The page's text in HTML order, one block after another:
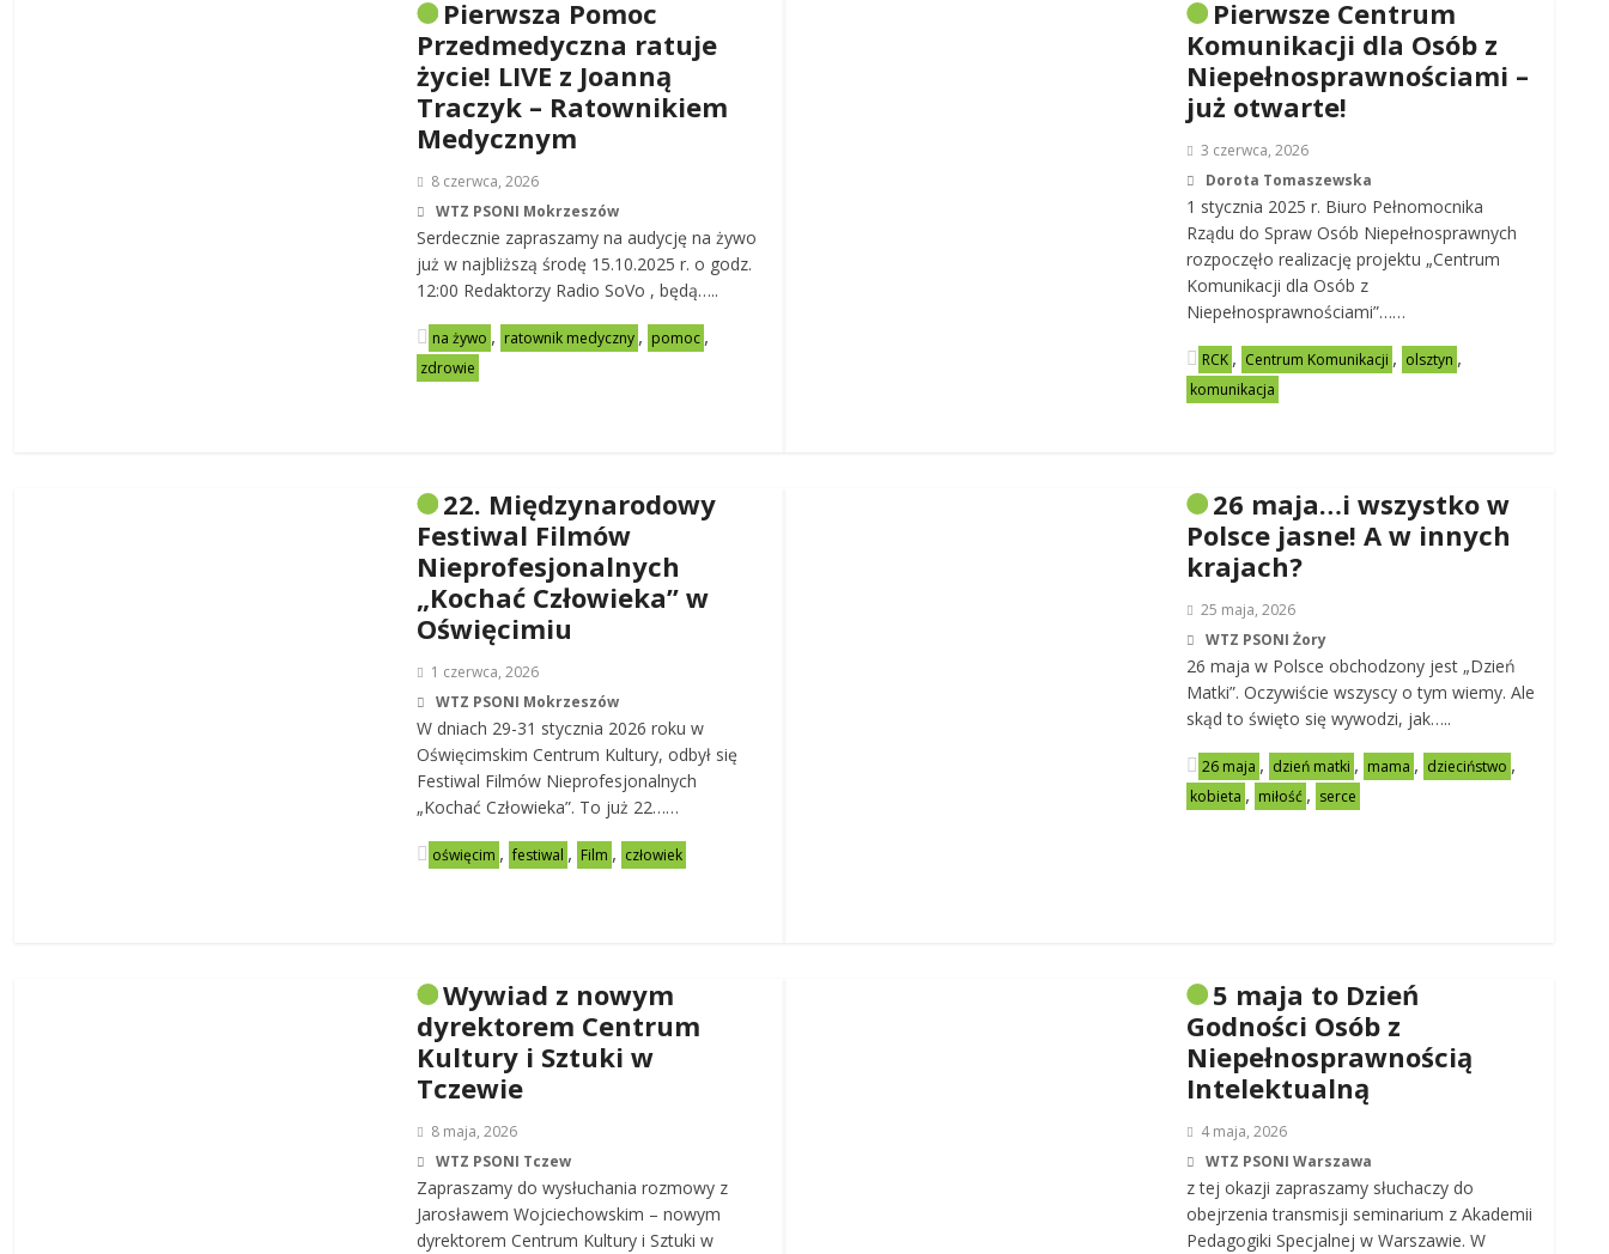
Pierwsza Pomoc
Przedmedyczna ratuje
życie! LIVE z Joanną
Traczyk – Ratownikiem
Medycznym
8 czerwca, 2026
WTZ PSONI Mokrzeszów
Serdecznie zapraszamy na audycję na żywo
już w najbliższą środę 15.10.2025 r. o godz.
12:00 Redaktorzy Radio SoVo , będą…..
na żywo , ratownik medyczny , pomoc ,
zdrowie
Pierwsze Centrum
Komunikacji dla Osób z
Niepełnosprawnościami –
już otwarte!
3 czerwca, 2026
Dorota Tomaszewska
1 stycznia 2025 r. Biuro Pełnomocnika
Rządu do Spraw Osób Niepełnosprawnych
rozpoczęło realizację projektu „Centrum
Komunikacji dla Osób z
Niepełnosprawnościami”……
RCK , Centrum Komunikacji , olsztyn ,
komunikacja
22. Międzynarodowy
Festiwal Filmów
Nieprofesjonalnych
„Kochać Człowieka” w
Oświęcimiu
1 czerwca, 2026
WTZ PSONI Mokrzeszów
W dniach 29-31 stycznia 2026 roku w
Oświęcimskim Centrum Kultury, odbył się
Festiwal Filmów Nieprofesjonalnych
„Kochać Człowieka”. To już 22……
oświęcim , festiwal , Film , człowiek
26 maja…i wszystko w
Polsce jasne! A w innych
krajach?
25 maja, 2026
WTZ PSONI Żory
26 maja w Polsce obchodzony jest „Dzień
Matki”. Oczywiście wszyscy o tym wiemy. Ale
skąd to święto się wywodzi, jak…..
26 maja , dzień matki , mama , dzieciństwo ,
kobieta , miłość , serce
Wywiad z nowym
dyrektorem Centrum
Kultury i Sztuki w
Tczewie
8 maja, 2026
WTZ PSONI Tczew
Zapraszamy do wysłuchania rozmowy z
Jarosławem Wojciechowskim – nowym
dyrektorem Centrum Kultury i Sztuki w
5 maja to Dzień
Godności Osób z
Niepełnosprawnością
Intelektualną
4 maja, 2026
WTZ PSONI Warszawa
z tej okazji zapraszamy słuchaczy do
obejrzenia transmisji seminarium z Akademii
Pedagogiki Specjalnej w Warszawie. W